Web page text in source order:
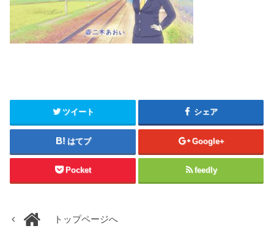
ツイート シェア
はてブ Google+
Pocket feedly
トップページへ